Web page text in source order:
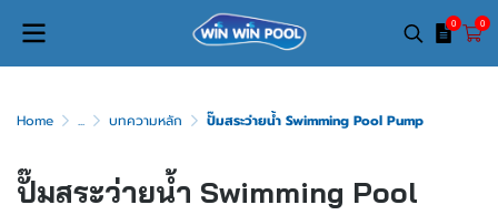
0 0
Home ... บทความหลัก ปั๊มสระว่ายน้ำ Swimming Pool Pump
ปั๊มสระว่ายน้ำ Swimming Pool